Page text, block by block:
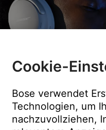
Cookie-
Bose verwendet
Technologien, um
nachzuvollziehen,